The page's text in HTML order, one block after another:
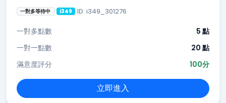
一對多等待中 i349 ID: i349_301276
一對多點數
5 點
一對一點數
20 點
滿意度評分
100分
立即進入